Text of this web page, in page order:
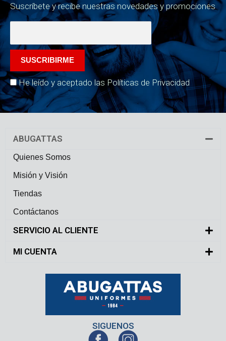
Suscríbete y recibe nuestras novedades y promociones
He leído y aceptado las Políticas de Privacidad
ABUGATTAS
Quienes Somos
Misión y Visión
Tiendas
Contáctanos
SERVICIO AL CLIENTE
MI CUENTA
SIGUENOS